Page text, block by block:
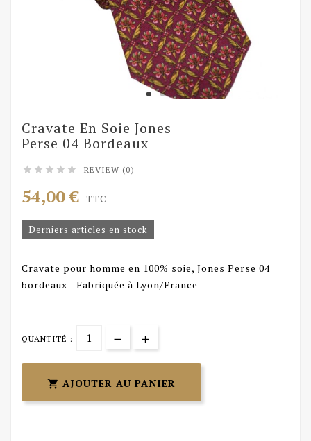
Cravate En Soie Jones
Perse 04 Bordeaux
     REVIEW (0)
54,00 € TTC
Derniers articles en stock
Cravate pour homme en 100% soie, Jones Perse 04
bordeaux - Fabriquée à Lyon/France
QUANTITÉ :
 AJOUTER AU PANIER